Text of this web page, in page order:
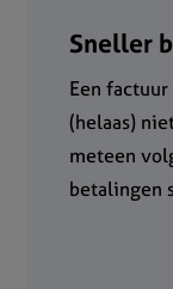
Sneller
Een
(helaas)
meteen
betalingen